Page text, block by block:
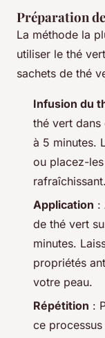
Préparation
La méthode la
utiliser le thé
sachets de thé
Infusion du
thé vert dans
à 5 minutes.
ou placez-
rafraîchissant.
Application :
de thé vert
minutes.
propriétés
votre peau.
Répétition :
ce